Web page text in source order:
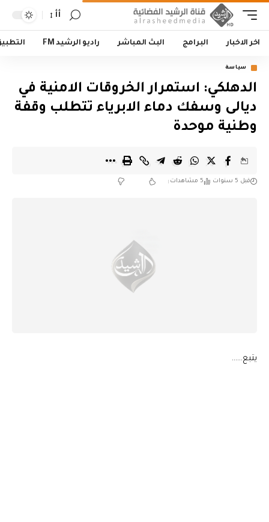
أأ
اخر الاخبار البرامج البث المباشر راديو الرشيد FM
سياسة
الدهلكي: استمرار الخروقات الامنية في
ديالى وسفك دماء الابرياء تتطلب وقفة
وطنية موحدة
قبل 5 سنوات 5 مشاهدات
يتبع……